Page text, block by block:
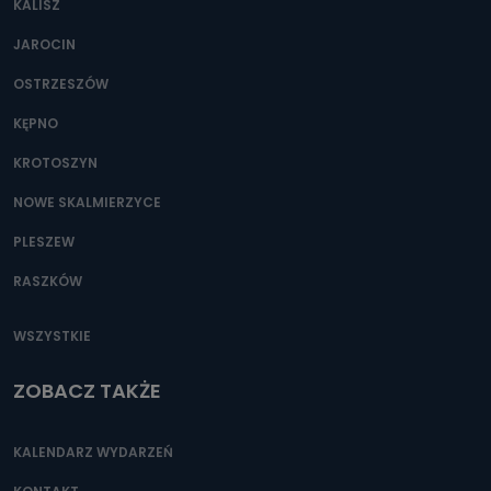
Można to zrobić pod numerem telefonu 62 735-51-05 lub
KALISZ
JAROCIN
OSTRZESZÓW
KĘPNO
KROTOSZYN
NOWE SKALMIERZYCE
PLESZEW
RASZKÓW
WSZYSTKIE
ZOBACZ TAKŻE
KALENDARZ WYDARZEŃ